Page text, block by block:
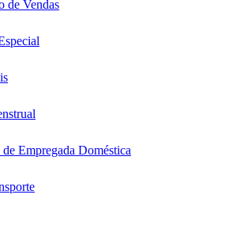
de Vendas
Empregada Doméstica